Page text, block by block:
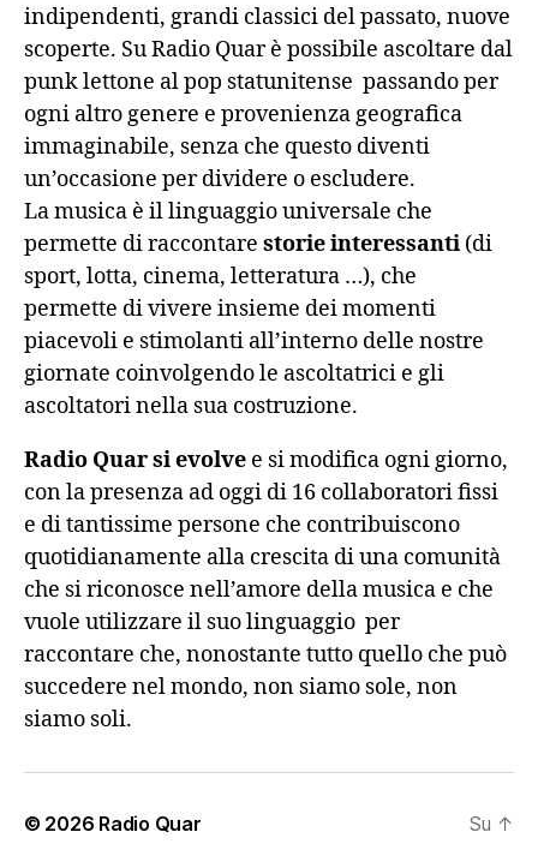
indipendenti, grandi classici del passato, nuove
scoperte. Su Radio Quar è possibile ascoltare dal
punk lettone al pop statunitense passando per
ogni altro genere e provenienza geografica
immaginabile, senza che questo diventi
un’occasione per dividere o escludere.
La musica è il linguaggio universale che
permette di raccontare storie interessanti (di
sport, lotta, cinema, letteratura …), che
permette di vivere insieme dei momenti
piacevoli e stimolanti all’interno delle nostre
giornate coinvolgendo le ascoltatrici e gli
ascoltatori nella sua costruzione.
Radio Quar si evolve e si modifica ogni giorno,
con la presenza ad oggi di 16 collaboratori fissi
e di tantissime persone che contribuiscono
quotidianamente alla crescita di una comunità
che si riconosce nell’amore della musica e che
vuole utilizzare il suo linguaggio per
raccontare che, nonostante tutto quello che può
succedere nel mondo, non siamo sole, non
siamo soli.
© 2026 Radio Quar Su ↑